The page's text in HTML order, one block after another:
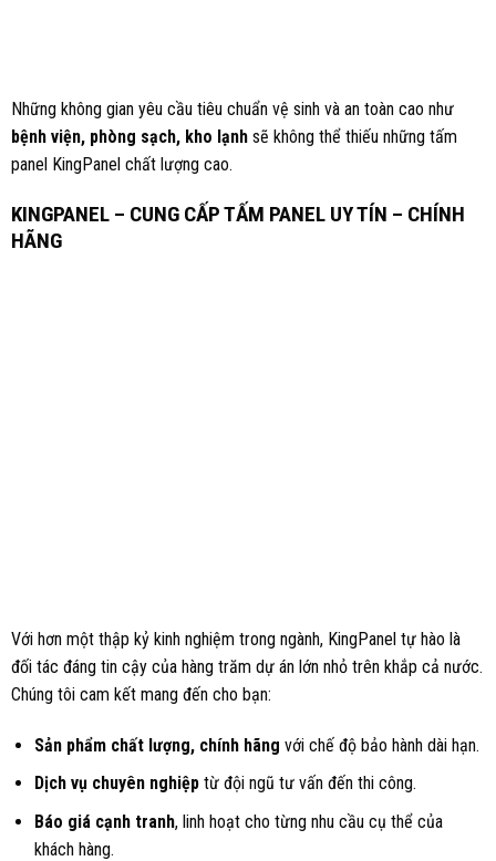
Những không gian yêu cầu tiêu chuẩn vệ sinh và an toàn cao như
bệnh viện, phòng sạch, kho lạnh sẽ không thể thiếu những tấm
panel KingPanel chất lượng cao.
KINGPANEL – CUNG CẤP TẤM PANEL UY TÍN – CHÍNH
HÃNG
Với hơn một thập kỷ kinh nghiệm trong ngành, KingPanel tự hào là
đối tác đáng tin cậy của hàng trăm dự án lớn nhỏ trên khắp cả nước.
Chúng tôi cam kết mang đến cho bạn:
Sản phẩm chất lượng, chính hãng với chế độ bảo hành dài hạn.
Dịch vụ chuyên nghiệp từ đội ngũ tư vấn đến thi công.
Báo giá cạnh tranh, linh hoạt cho từng nhu cầu cụ thể của
khách hàng.